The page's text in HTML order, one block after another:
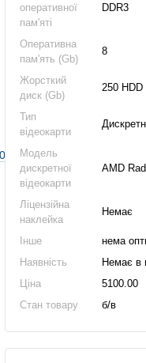
оперативної
пам'яті
DDR3
Оперативна
пам'ять (Gb)
8
Жорсткий
диск (Gb)
250 HDD
Тип
відеокарти
Модель
дискретної
відеокарти
AMD
Ліцензійна
наклейка
Немає
Інше
нема
Наявність
Немає в
Ціна
5100.00
Стан товару
б/в